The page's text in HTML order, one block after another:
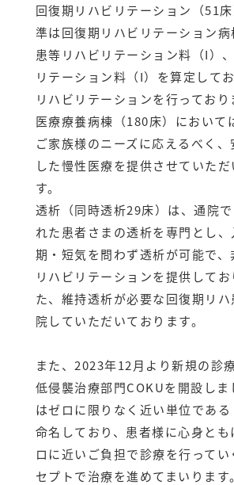
回復期リハビリテーション（51
準は回復期リハビリテーション
患等リハビリテーション料（I）
リテーション料（I）を算定して
リハビリテーションを行っており
医療療養病棟（180床）において
ご家族様のニーズに応えるべく
した慢性医療を提供させていただ
す。
透析（同時透析29床）は、通院
れた患者さまの透析を専門とし
期・短気を問わず透析が可能で、
リハビリテーションを提供してお
た、維持透析が必要な回復期リハ
院していただいております。
また、2023年12月より新規の診
低侵襲治療部門COKUを開設しま
はゼロに限りなく近い単位である
命名しており、患者様に心身とも
ロに近いご負担で診療を行って
セプトで治療を進めてまいります